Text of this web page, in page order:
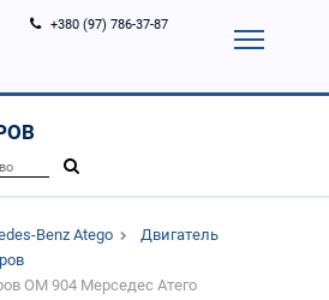
0)
Услуги
+380 (97) 786-37-87
Benz Atego
Двигатель
ОМ 904 Мерседес Атего